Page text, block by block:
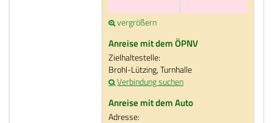
vergrößern
Anreise mit dem ÖPNV
Zielhaltestelle:
Brohl-Lützing, Turnhalle
Verbindung suchen
Anreise mit dem Auto
Adresse: